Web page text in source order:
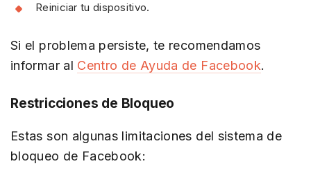
Reiniciar tu dispositivo.
Si el problema persiste, te recomendamos
informar al Centro de Ayuda de Facebook.
Restricciones de Bloqueo
Estas son algunas limitaciones del sistema de
bloqueo de Facebook: